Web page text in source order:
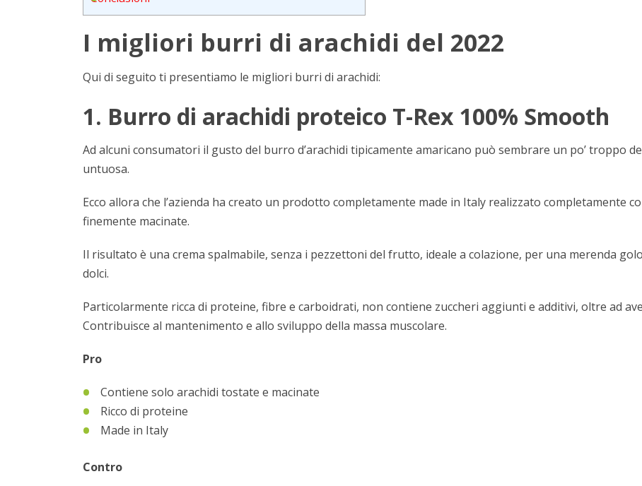
I migliori burri di arachidi del 2022
Qui di seguito ti presentiamo le migliori burri di arachidi:
1. Burro di arachidi proteico T-Rex 100% Smooth
Ad alcuni consumatori il gusto del burro d’arachidi tipicamente amaricano può sembrare un po’ troppo
untuosa.
Ecco allora che l’azienda ha creato un prodotto completamente made in Italy realizzato completamente
finemente macinate.
Il risultato è una crema spalmabile, senza i pezzettoni del frutto, ideale a colazione, per una merenda
dolci.
Particolarmente ricca di proteine, fibre e carboidrati, non contiene zuccheri aggiunti e additivi, oltre ad
Contribuisce al mantenimento e allo sviluppo della massa muscolare.
Pro
Contiene solo arachidi tostate e macinate
Ricco di proteine
Made in Italy
Contro